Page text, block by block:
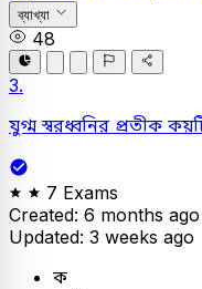
ব্যাখ্যা
48
3.
যুগ্ম স্বরধ্বনির প্রতীক
7 Exams
Created: 6 months ago
Updated: 3 weeks ago
ক